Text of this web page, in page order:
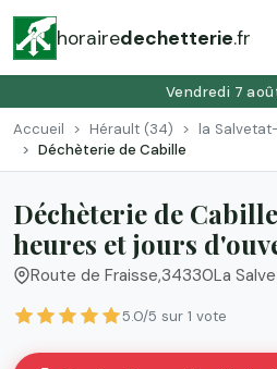
horairedechetterie.fr
Vendredi 7
Accueil Hérault (34)
la
Déchèterie de Cabille
Déchèterie de
heures et jours
Route de Fraisse,34330La
5.0/5 sur 1 vote